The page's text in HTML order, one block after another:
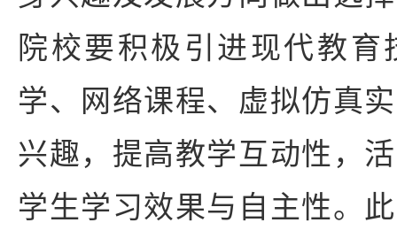
院校要积极引进现代教育
学、网络课程、虚拟仿真
兴趣，提高教学互动性，
学生学习效果与自主性。